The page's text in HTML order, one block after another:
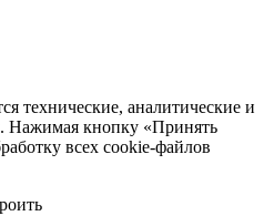
технические, аналитические и
Нажимая кнопку «Принять
всех cookie-файлов